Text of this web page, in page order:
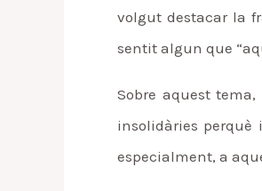
volgut destacar la
sentit algun que
Sobre aquest
insolidàries
especialment, a